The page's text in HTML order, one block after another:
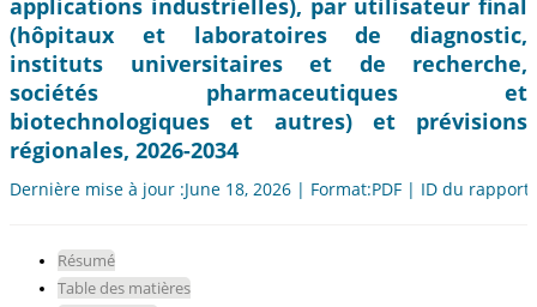
applications industrielles), par utilisateur final
(hôpitaux et laboratoires de diagnostic,
instituts universitaires et de recherche,
sociétés pharmaceutiques et
biotechnologiques et autres) et prévisions
régionales, 2026-2034
Dernière mise à jour :June 18, 2026 | Format:PDF | ID du
Résumé
Table des matières